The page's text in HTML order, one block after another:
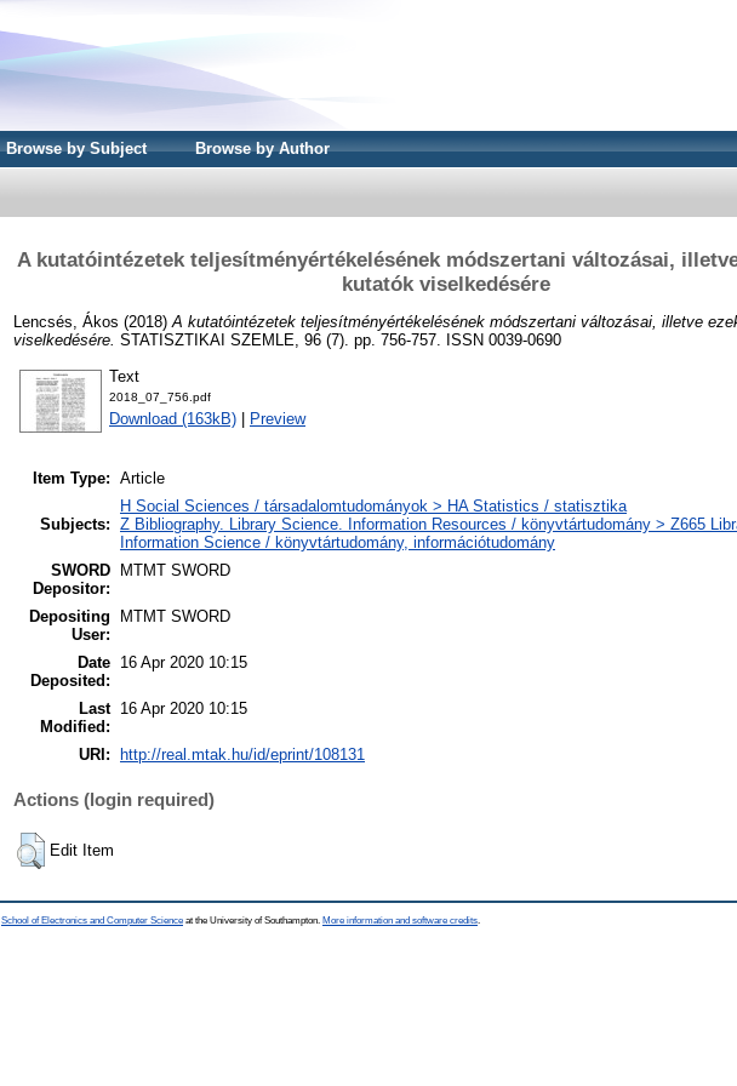
Browse by Subject Browse by Author
A kutatóintézetek teljesítményértékelésének módszertani változásai,
kutatók viselkedésére
Lencsés, Ákos (2018) A kutatóintézetek teljesítményértékelésének módszertani változásai, illetve
viselkedésére. STATISZTIKAI SZEMLE, 96 (7). pp. 756-757. ISSN 0039-0690
Text
2018_07_756.pdf
Download (163kB) Preview
Item Type: Article
Subjects:
H Social Sciences / társadalomtudományok > HA Statistics / statisztika
Z Bibliography. Library Science. Information Resources / könyvtártudomány > Z665
Information Science / könyvtártudomány, információtudomány
SWORD
Depositor:
MTMT SWORD
Depositing
User:
MTMT SWORD
Date
Deposited:
16 Apr 2020 10:15
Last
Modified:
16 Apr 2020 10:15
URI: http://real.mtak.hu/id/eprint/108131
Actions (login required)
Edit Item
School of Electronics and Computer Science at the University of Southampton. More information and software credits